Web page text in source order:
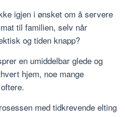
igjen i ønsket om å servere
til familien, selv når
og tiden knapp?
en umiddelbar glede og
hjem, noe mange
med tidkrevende elting